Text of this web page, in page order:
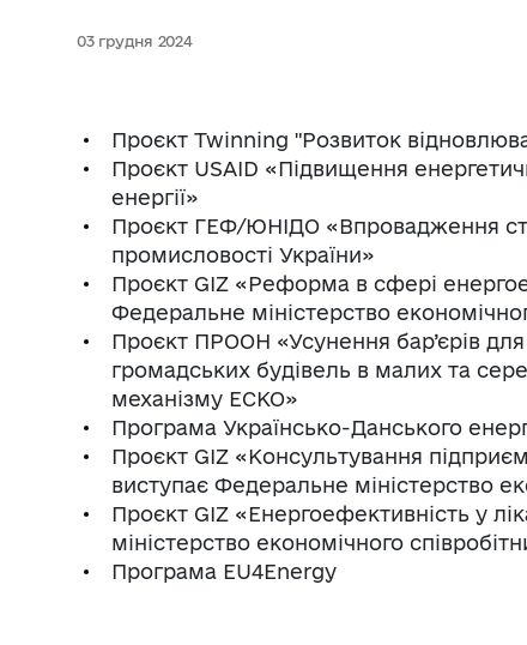
03 грудня 2024
Проєкт Twinning "Розвиток
Проєкт USAID «Підвищення
енергії»
Проєкт ГЕФ/ЮНІДО «Впровадження
промисловості України»
Проєкт GIZ «Реформа в сфері
Федеральне міністерство
Проєкт ПРООН «Усунення бар’єрів
громадських будівель в малих та
механізму ЕСКО»
Програма Українсько-Данського
Проєкт GIZ «Консультування
виступає Федеральне міністерство
Проєкт GIZ «Енергоефективність у
міністерство економічного
Програма EU4Energy